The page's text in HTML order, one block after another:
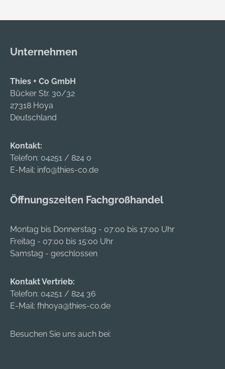
Reißverschluss •
seitliche Durchgriffe •
Rückenteil Material:
100 % Baumwolle,
290 g/m²
Zwei seitliche
Unternehmen
Thies + Co GmbH
Bücker Str. 30/32
27318 Hoya
Deutschland
Kontakt:
Telefon: 04251 / 824 0
E-Mail: info@thies-co.de
Öffnungszeiten Fachgroßhandel
Montag bis Donnerstag - 07:00 bis 17:00 Uhr
Freitag - 07:00 bis 15:00 Uhr
Samstag - geschlossen
Kontakt Vertrieb:
Telefon: 04251 / 824 36
E-Mail: fhhoya@thies-co.de
Besuchen Sie uns auch bei: